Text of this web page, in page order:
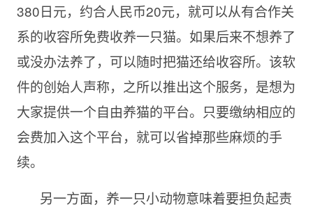
380日元，约合人民币20元，就可以从有合作关
系的收容所免费收养一只猫。如果后来不想养了
或没办法养了，可以随时把猫还给收容所。该软
件的创始人声称，之所以推出这个服务，是想为
大家提供一个自由养猫的平台。只要缴纳相应的
会费加入这个平台，就可以省掉那些麻烦的手
续。
另一方面，养一只小动物意味着要担负起责